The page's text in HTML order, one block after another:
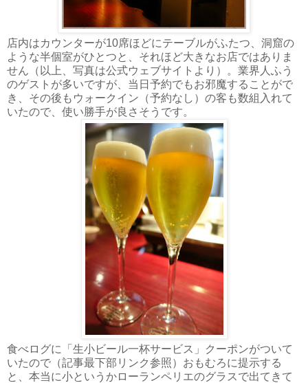
店内はカウンターが10席ほどにテーブルがふたつ、洞窟の
ような半個室がひとつと、それほど大きなお店ではありま
せん（以上、写真は公式ウェブサイトより）。業界人ふう
のゲストが多いですが、当日予約でもお邪魔することがで
き、その後もウォークイン（予約なし）の客も数組入れて
いたので、使い勝手が良さそうです。
食べログに「生小ビール一杯サービス」クーポンがついて
いたので（記事最下部リンク参照）おもむろに提示する
と、本当に小というかローランペリエのグラスで出てきて